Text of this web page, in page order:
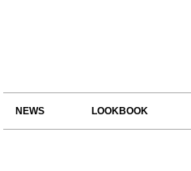
NEWS LOOKBOOK